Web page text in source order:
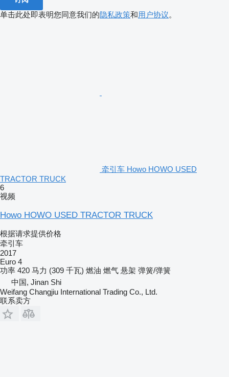
单击此处即表明您同意我们的隐私政策和用户协议。
牵引车 Howo HOWO USED
TRACTOR TRUCK
6
视频
Howo HOWO USED TRACTOR TRUCK
根据请求提供价格
牵引车
2017
Euro 4
功率 420 马力 (309 千瓦) 燃油 燃气 悬架 弹簧/弹簧
中国, Jinan Shi
Weifang Changjiu International Trading Co., Ltd.
联系卖方